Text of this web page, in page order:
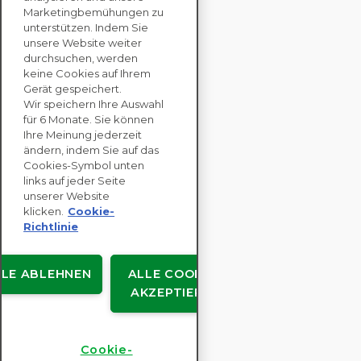
KONTAKTIEREN SIE
UNS
UNTERNEHMENS
LÖSUNGEN
NACHHALTIGKEITS
BEWERTUNGEN
RESSOURCEN
ÜBER
Urheberrecht © EcoVadis
Benutzervereinbarungen
Marketingbemühungen zu
unterstützen. Indem Sie
unsere Website weiter
durchsuchen, werden
keine Cookies auf Ihrem
Gerät gespeichert.
Wir speichern Ihre Auswahl
für 6 Monate. Sie können
Ihre Meinung jederzeit
ändern, indem Sie auf das
Cookies-Symbol unten
links auf jeder Seite
unserer Website
klicken.
Cookie-
Richtlinie
ALLE COOKIES
AKZEPTIEREN
ABLEHNEN
Cookie-